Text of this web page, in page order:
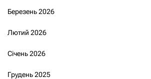
Березень 2026
Лютий 2026
Січень 2026
Грудень 2025